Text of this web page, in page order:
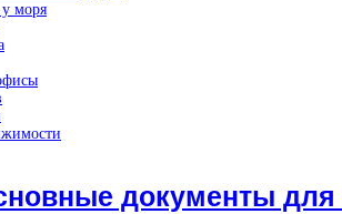
моря
документы